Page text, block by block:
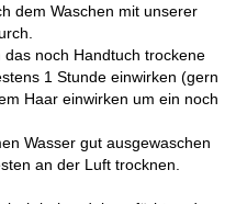
dem Waschen mit unserer
noch Handtuch trockene
1 Stunde einwirken (gern
Haar einwirken um ein noch
Wasser gut ausgewaschen
an der Luft trocknen.